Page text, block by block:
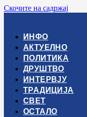
Скочите на садржај
ИНФО
АКТУЕЛНО
ПОЛИТИКА
ДРУШТВО
ИНТЕРВЈУ
ТРАДИЦИЈА
СВЕТ
ОСТАЛО